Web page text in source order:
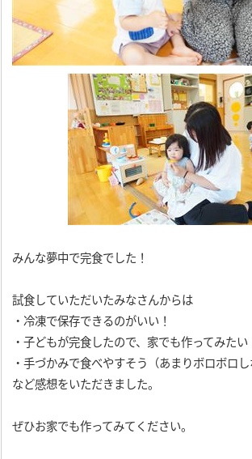
みんな夢中で完食でした！
試食していただいたみなさんからは
・冷凍で保存できるのがいい！
・子どもが完食したので、家でも作ってみたい
・手づかみで食べやすそう（あまりボロボロし
など感想をいただきました。
ぜひお家でも作ってみてください。